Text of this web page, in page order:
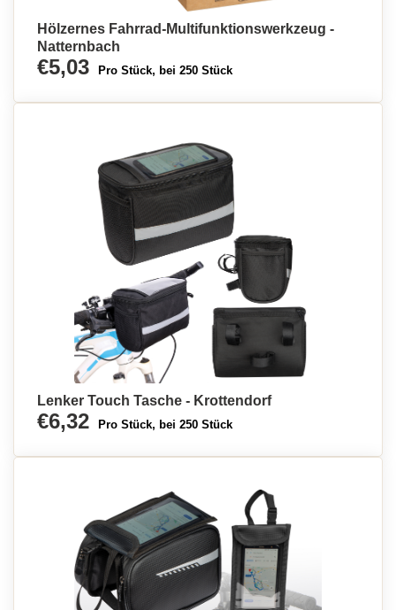
Hölzernes Fahrrad-Multifunktionswerkzeug -
Natternbach
€5,03 Pro Stück, bei 250 Stück
Lenker Touch Tasche - Krottendorf
€6,32 Pro Stück, bei 250 Stück